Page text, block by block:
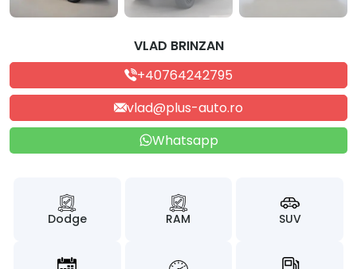
VLAD BRINZAN
+40764242795
vlad@plus-auto.ro
Whatsapp
Dodge RAM SUV